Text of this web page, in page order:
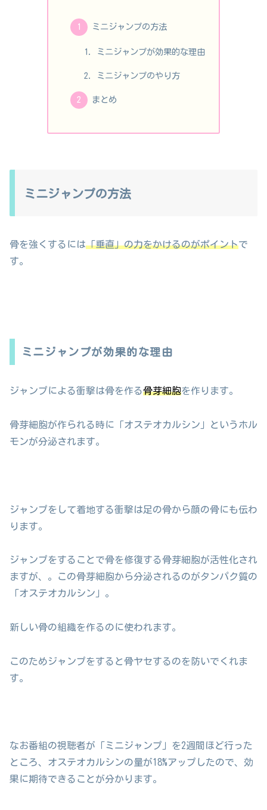
ミニジャンプの方法
ミニジャンプが効果的な理由
ミニジャンプのやり方
まとめ
ミニジャンプの方法
骨を強くするには「垂直」の力をかけるのがポイントで
す。
ミニジャンプが効果的な理由
ジャンプによる衝撃は骨を作る骨芽細胞を作ります。
骨芽細胞が作られる時に「オステオカルシン」というホル
モンが分泌されます。
ジャンプをして着地する衝撃は足の骨から顔の骨にも伝わ
ります。
ジャンプをすることで骨を修復する骨芽細胞が活性化され
ますが、。この骨芽細胞から分泌されるのがタンパク質の
「オステオカルシン」。
新しい骨の組織を作るのに使われます。
このためジャンプをすると骨ヤセするのを防いでくれま
す。
なお番組の視聴者が「ミニジャンプ」を2週間ほど行った
ところ、オステオカルシンの量が18%アップしたので、効
果に期待できることが分かります。